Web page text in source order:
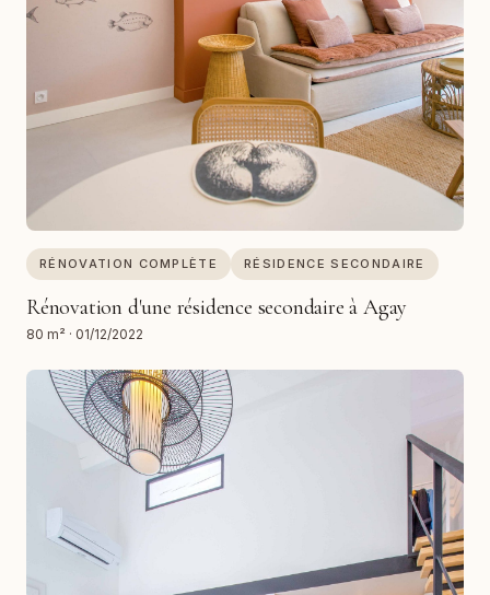
RÉNOVATION COMPLÈTE RÉSIDENCE SECONDAIRE
Rénovation d'une résidence secondaire à Agay
80 m² · 01/12/2022